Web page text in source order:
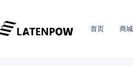
首页 商城